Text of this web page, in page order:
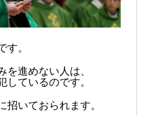
す。
を進めない人は、
しているのです。
招いておられます。